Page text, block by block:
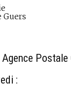
Guers
Postale
: